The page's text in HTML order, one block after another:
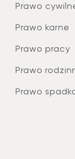
Prawo
Prawo karne
Prawo pracy
Prawo
Prawo